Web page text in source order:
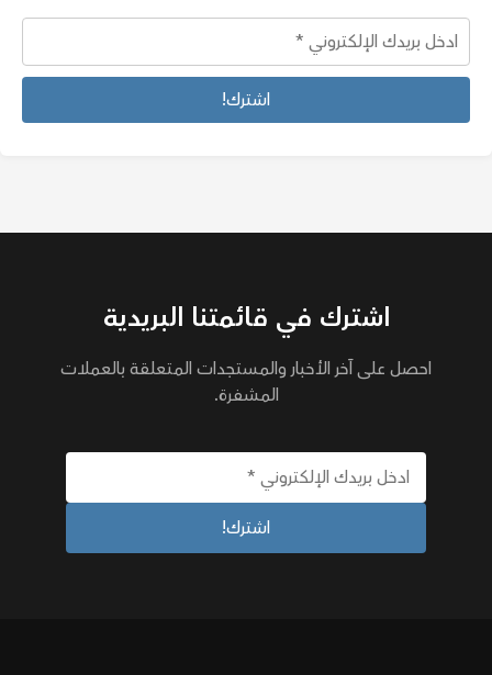
اشترك في قائمتنا البريدية
احصل على آخر الأخبار والمستجدات المتعلقة بالعملات
المشفرة.